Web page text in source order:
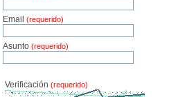
Email(requerido)
Asunto(requerido)
Verificación(requerido)